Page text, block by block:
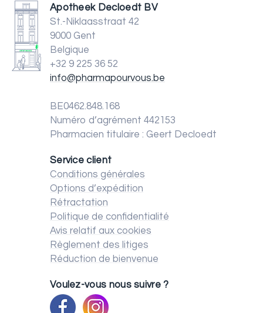
Apotheek Decloedt BV
St.-Niklaasstraat 42
9000 Gent
Belgique
+32 9 225 36 52
info@pharmapourvous.be
BE0462.848.168
Numéro d’agrément 442153
Pharmacien titulaire : Geert Decloedt
Service client
Conditions générales
Options d’expédition
Rétractation
Politique de confidentialité
Avis relatif aux cookies
Règlement des litiges
Réduction de bienvenue
Voulez-vous nous suivre ?